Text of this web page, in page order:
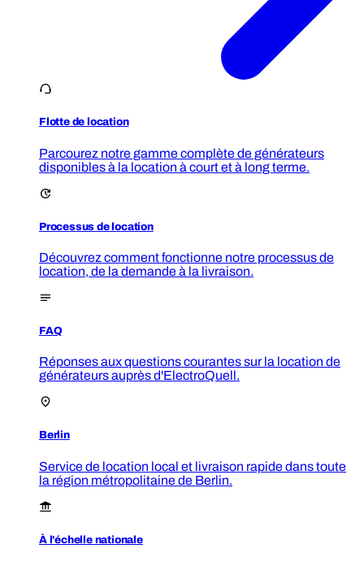
Flotte de location
Parcourez notre gamme complète de générateurs
disponibles à la location à court et à long terme.
Processus de location
Découvrez comment fonctionne notre processus de
location, de la demande à la livraison.
FAQ
Réponses aux questions courantes sur la location de
générateurs auprès d'ElectroQuell.
Berlin
Service de location local et livraison rapide dans toute
la région métropolitaine de Berlin.
À l'échelle nationale